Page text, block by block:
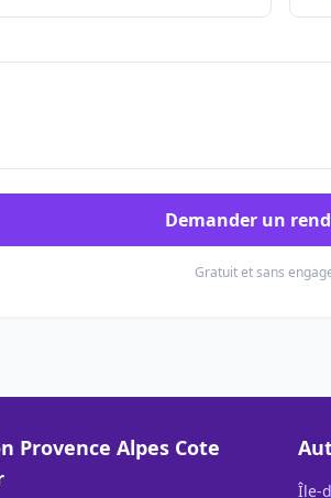
Demander un
Gratuit et sans
Provence Alpes Cote
Île-